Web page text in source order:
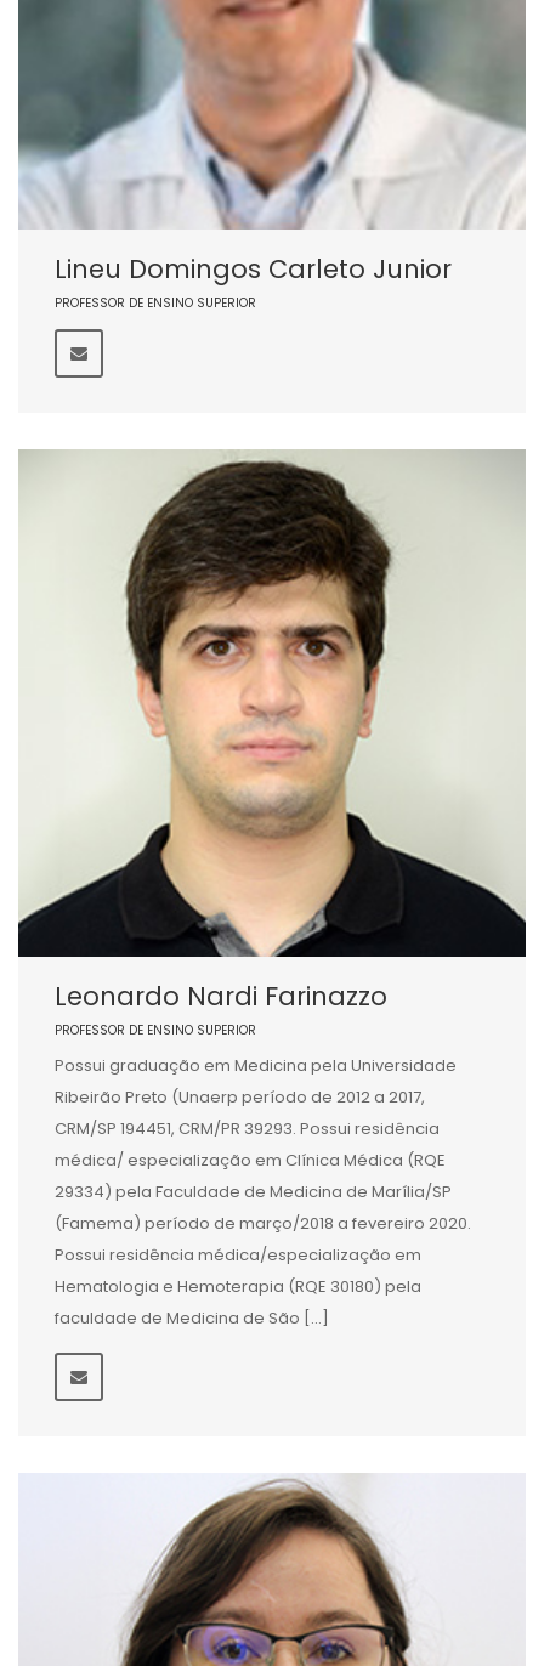
Lineu Domingos Carleto Junior
PROFESSOR DE ENSINO SUPERIOR
Leonardo Nardi Farinazzo
PROFESSOR DE ENSINO SUPERIOR
Possui graduação em Medicina pela Universidade
Ribeirão Preto (Unaerp período de 2012 a 2017,
CRM/SP 194451, CRM/PR 39293. Possui residência
médica/ especialização em Clínica Médica (RQE
29334) pela Faculdade de Medicina de Marília/SP
(Famema) período de março/2018 a fevereiro 2020.
Possui residência médica/especialização em
Hematologia e Hemoterapia (RQE 30180) pela
faculdade de Medicina de São […]